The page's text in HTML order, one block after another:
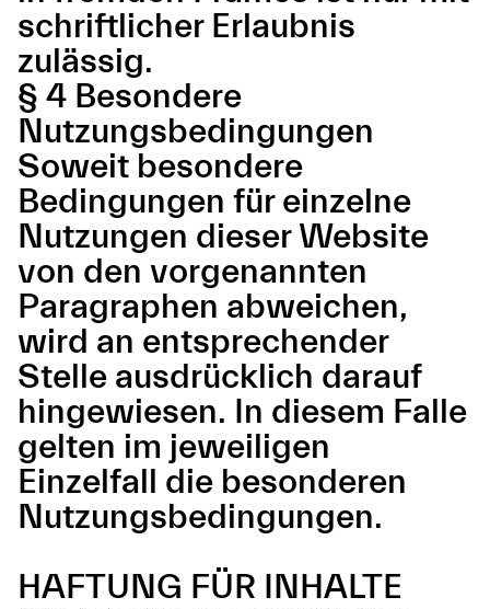
schriftlicher Erlaubnis
zulässig.
§ 4 Besondere
Nutzungsbedingungen
Soweit besondere
Bedingungen für einzelne
Nutzungen dieser Website
von den vorgenannten
Paragraphen abweichen,
wird an entsprechender
Stelle ausdrücklich darauf
hingewiesen. In diesem Falle
gelten im jeweiligen
Einzelfall die besonderen
Nutzungsbedingungen.
HAFTUNG FÜR INHALTE